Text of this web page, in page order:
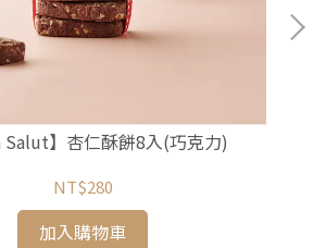
Salut】杏仁酥餅8入(巧克力)
NT$280
加入購物車